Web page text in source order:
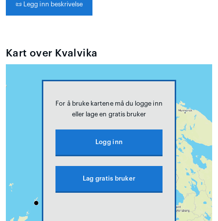
📜 Legg inn beskrivelse
Kart over Kvalvika
For å bruke kartene må du logge inn
eller lage en gratis bruker
Logg inn
Lag gratis bruker